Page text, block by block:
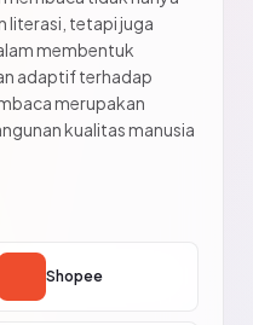
literasi, tetapi juga
membentuk
adaptif terhadap
merupakan
kualitas manusia
Shopee